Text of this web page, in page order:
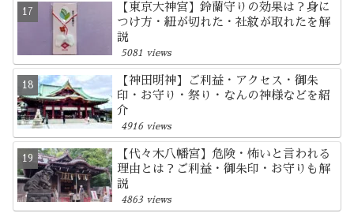
【東京大神宮】鈴蘭守りの効果は？身に
つけ方・紐が切れた・社紋が取れたを解
説
5081 views
【神田明神】ご利益・アクセス・御朱
印・お守り・祭り・なんの神様などを紹
介
4916 views
【代々木八幡宮】危険・怖いと言われる
理由とは？ご利益・御朱印・お守りも解
説
4863 views